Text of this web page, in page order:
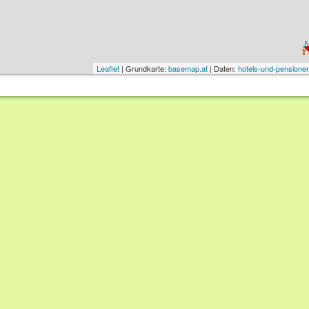
Leaflet | Grundkarte:basemap.at | Daten:hotels-und-